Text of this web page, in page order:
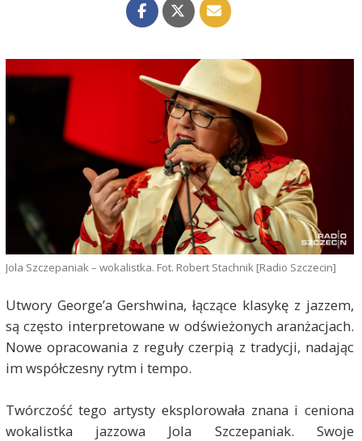
Jola Szczepaniak – wokalistka. Fot. Robert Stachnik [Radio Szczecin]
Utwory George’a Gershwina, łączące klasykę z jazzem,
są często interpretowane w odświeżonych aranżacjach.
Nowe opracowania z reguły czerpią z tradycji, nadając
im współczesny rytm i tempo.
Twórczość tego artysty eksplorowała znana i ceniona
wokalistka jazzowa Jola Szczepaniak. Swoje